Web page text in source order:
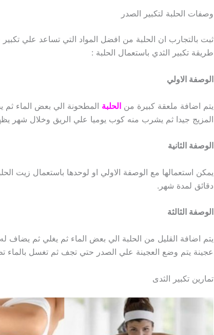
وصفات الحلبة لتكبير الصدر
ثبت بالتجارب ان الحلبة من افضل المواد التي تساعد علي
طريقة تكبير الثدي باستعمال الحلبة :
الوصفة الاولي
يتم اضافة ملعقة كبيرة من الحلبة المطحونة الي بعض الماء
المزيج جيدا ثم يشرب منه كوب يوميا علي الريق وخلال شهر
الوصفة الثانية
دقائق لمدة شهر.
الوصفة الثالثة
يتم اضافة القليل من الحلبة الي بعض الماء ثم يغلي ثم
عجينة يتم وضع العجينة علي الصدر حتي تجف ثم تغسل بالماء
تمارين تكبير الثدى